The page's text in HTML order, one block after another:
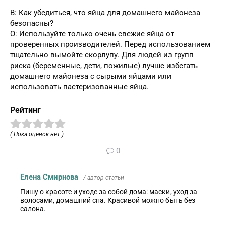
В: Как убедиться, что яйца для домашнего майонеза
безопасны?
О: Используйте только очень свежие яйца от
проверенных производителей. Перед использованием
тщательно вымойте скорлупу. Для людей из групп
риска (беременные, дети, пожилые) лучше избегать
домашнего майонеза с сырыми яйцами или
использовать пастеризованные яйца.
Рейтинг
( Пока оценок нет )
0
Елена Смирнова / автор статьи
Пишу о красоте и уходе за собой дома: маски, уход за
волосами, домашний спа. Красивой можно быть без
салона.